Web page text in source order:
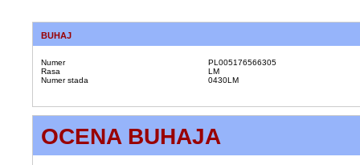
BUHAJ
Numer
PL005176566305
Rasa
LM
Numer stada
0430LM
OCENA BUHAJA